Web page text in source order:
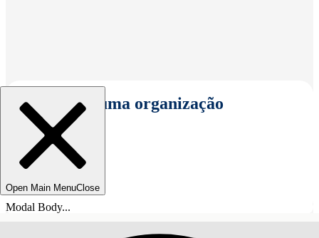
Selecionar uma organização
Open Main MenuClose
Modal Body...